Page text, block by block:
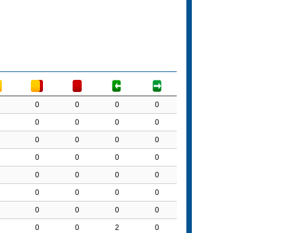
0 0 0 0
0 0 0 0
0 0 0 0
0 0 0 0
0 0 0 0
0 0 0 0
0 0 0 0
0 0 2
0